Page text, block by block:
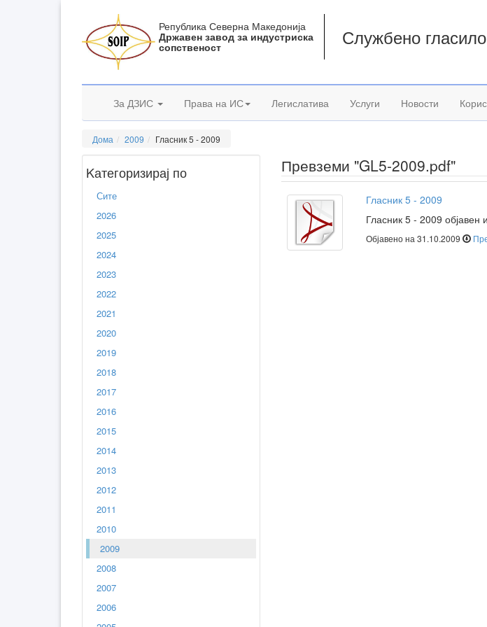
Република Северна Македонија
Државен завод за индустриска
сопственост Службено
За ДЗИС Права на ИС Легислатива Услуги Новости
Дома 2009 Гласник 5 - 2009
Kатегоризирај по
Сите
2026
2025
2024
2023
2022
2021
2020
2019
2018
2017
2016
2015
2014
2013
2012
2011
2010
2009
2008
2007
2006
Превземи "GL5-2009.pdf"
Гласник 5 - 2009
Гласник 5 - 2009
Објавено на 31.10.2009